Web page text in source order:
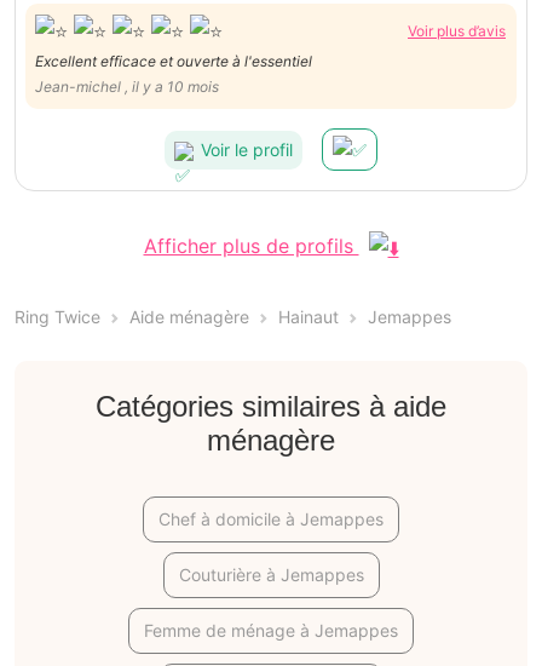
Voir plus d’avis
Excellent efficace et ouverte à l'essentiel
Jean-michel , il y a 10 mois
Voir le profil
Afficher plus de profils
Ring Twice Aide ménagère Hainaut Jemappes
Catégories similaires à aide
ménagère
Chef à domicile à Jemappes
Couturière à Jemappes
Femme de ménage à Jemappes